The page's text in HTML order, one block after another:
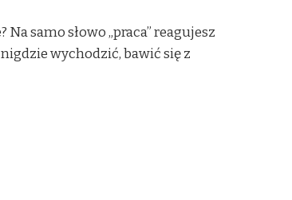
samo słowo „praca” reagujesz
wychodzić, bawić się z